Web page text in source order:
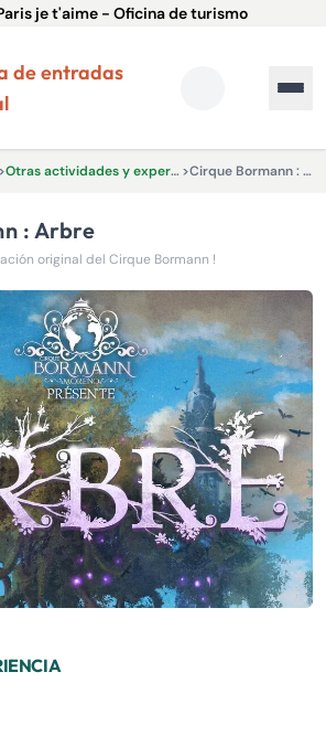
je t'aime - Oficina de turismo
> Otras actividades y experiencias. > Cirque Bormann : Arbre
: Arbre
original del Cirque Bormann !